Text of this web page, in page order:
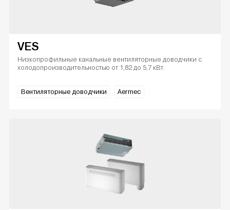
VES
Низкопрофильные канальные вентиляторные доводчики с
холодопроизводительностью от 1,82 до 5,7 кВт.
Вентиляторные доводчики Aermec